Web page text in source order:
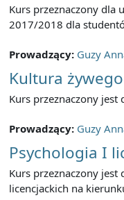
Kurs przeznaczony dla
2017/2018 dla
Prowadzący: Guzy
Kultura
Kurs przeznaczony
Prowadzący: Guzy
Psychologia I
Kurs przeznaczony
licencjackich na